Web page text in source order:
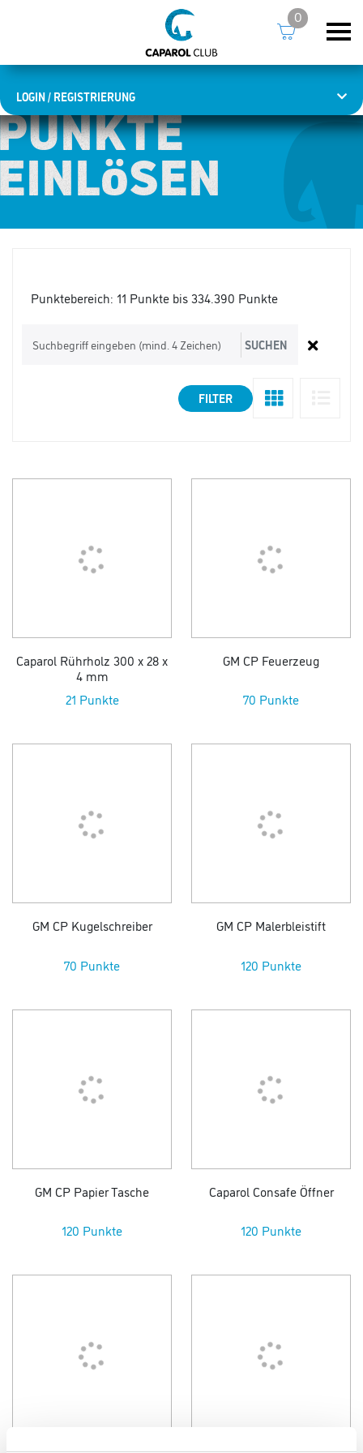
LOGIN / REGISTRIERUNG
0
Punktebereich: 11 Punkte bis 334.390 Punkte
SUCHEN
FILTER
Caparol Rührholz 300 x 28 x
4 mm
21 Punkte
GM CP Feuerzeug
70 Punkte
GM CP Kugelschreiber
70 Punkte
GM CP Malerbleistift
120 Punkte
GM CP Papier Tasche
120 Punkte
Caparol Consafe Öffner
120 Punkte